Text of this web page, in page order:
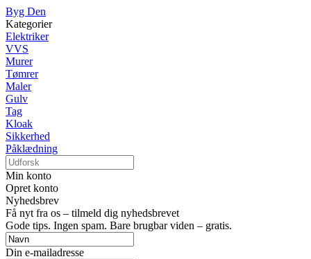
Byg Den
Kategorier
Elektriker
VVS
Murer
Tømrer
Maler
Gulv
Tag
Kloak
Sikkerhed
Påklædning
Min konto
Opret konto
Nyhedsbrev
Få nyt fra os – tilmeld dig nyhedsbrevet
Gode tips. Ingen spam. Bare brugbar viden – gratis.
Din e-mailadresse